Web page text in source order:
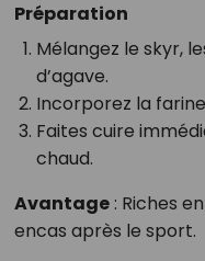
Préparation
Mélangez le skyr,
d’agave.
Incorporez la
Faites cuire
chaud.
Avantage: Riches
encas après le sport.